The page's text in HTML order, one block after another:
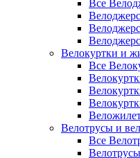
Все
Велокуртки и
Все
Велотрусы и
Все